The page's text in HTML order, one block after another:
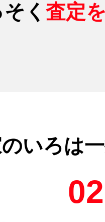
く 査定
いろは
02